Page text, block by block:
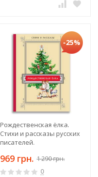
-25%
Рождественская ёлка.
Стихи и рассказы русских
писателей.
969 грн. 1 290 грн.
0